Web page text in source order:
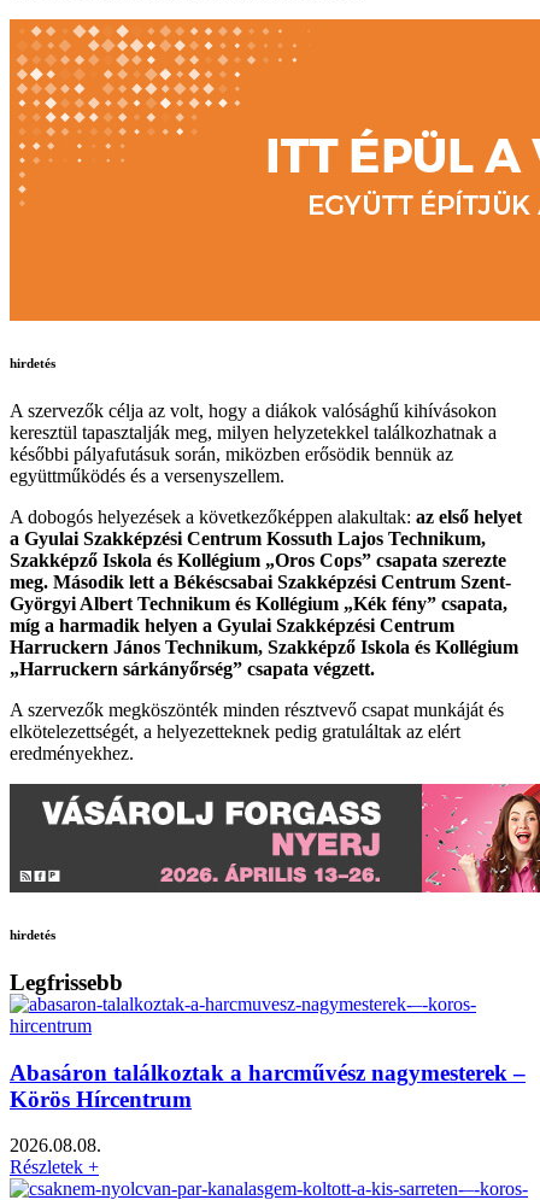
hirdetés
A szervezők célja az volt, hogy a diákok valósághű kihívásokon
keresztül tapasztalják meg, milyen helyzetekkel találkozhatnak a
későbbi pályafutásuk során, miközben erősödik bennük az
együttműködés és a versenyszellem.
A dobogós helyezések a következőképpen alakultak: az első helyet
a Gyulai Szakképzési Centrum Kossuth Lajos Technikum,
Szakképző Iskola és Kollégium „Oros Cops” csapata szerezte
meg. Második lett a Békéscsabai Szakképzési Centrum Szent-
Györgyi Albert Technikum és Kollégium „Kék fény” csapata,
míg a harmadik helyen a Gyulai Szakképzési Centrum
Harruckern János Technikum, Szakképző Iskola és Kollégium
„Harruckern sárkányőrség” csapata végzett.
A szervezők megköszönték minden résztvevő csapat munkáját és
elkötelezettségét, a helyezetteknek pedig gratuláltak az elért
eredményekhez.
hirdetés
Legfrissebb
Abasáron találkoztak a harcművész nagymesterek –
Körös Hírcentrum
2026.08.08.
Részletek +